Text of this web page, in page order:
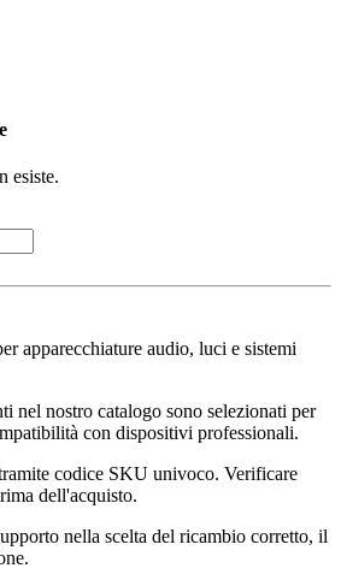
esiste.
apparecchiature audio, luci e sistemi
nel nostro catalogo sono selezionati per
con dispositivi professionali.
codice SKU univoco. Verificare
dell'acquisto.
nella scelta del ricambio corretto, il